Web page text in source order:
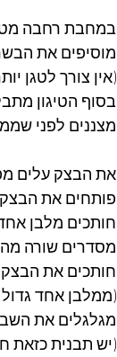
במחבת רחבה
מוסיפים את
(אין צורך לטגן
בסוף הטיגון
מצננים לפני
את הבצק עלים
פותחים את הבצק
חותכים מלבן
מסדרים שורה
חותכים את הבצק
(ממלבן אחד
מגלגלים את
(יש תבנית כזאת